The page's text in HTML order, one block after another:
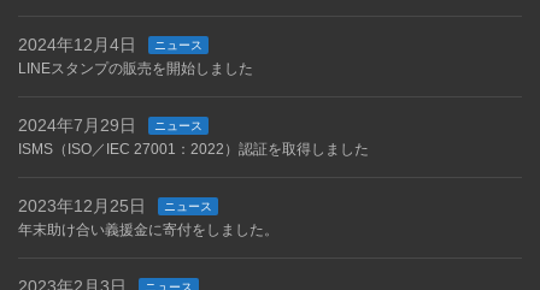
2024年12月4日 ニュース
LINEスタンプの販売を開始しました
2024年7月29日 ニュース
ISMS（ISO／IEC 27001：2022）認証を取得しました
2023年12月25日 ニュース
年末助け合い義援金に寄付をしました。
2023年2月3日 ニュース